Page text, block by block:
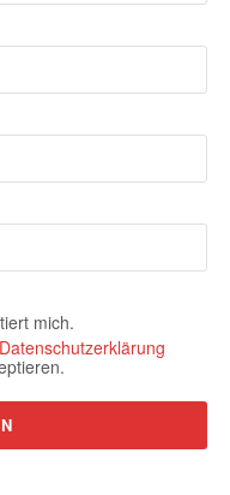
mich.
Datenschutzerklärung